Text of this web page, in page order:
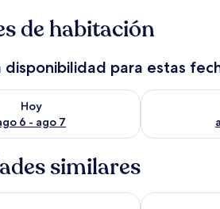
de habitación
disponibilidad para estas
Hoy
6 - ago 7
para hoy ago 6 - ago 7
Consulta la
similares
& Motel The Briers